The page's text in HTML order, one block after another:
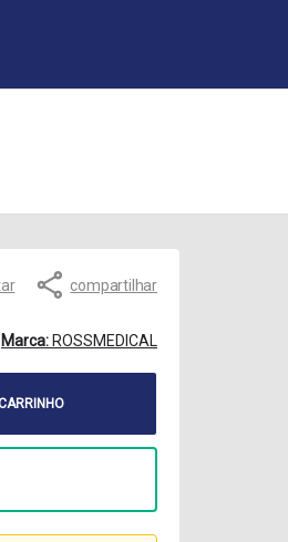
compartilhar
Marca: ROSSMEDICAL